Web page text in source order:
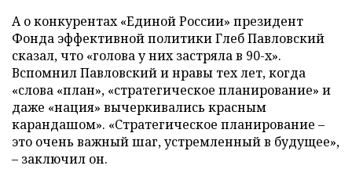
А о конкурентах «Единой России» президент
Фонда эффективной политики Глеб Павловский
сказал, что «голова у них застряла в 90-х».
Вспомнил Павловский и нравы тех лет, когда
«слова «план», «стратегическое планирование» и
даже «нация» вычеркивались красным
карандашом». «Стратегическое планирование –
это очень важный шаг, устремленный в будущее»,
– заключил он.